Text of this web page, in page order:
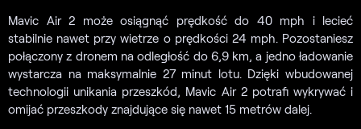
Mavic Air 2 może osiągnąć prędkość do 40 mph i lecieć
stabilnie nawet przy wietrze o prędkości 24 mph. Pozostaniesz
połączony z dronem na odległość do 6,9 km, a jedno ładowanie
wystarcza na maksymalnie 27 minut lotu. Dzięki wbudowanej
technologii unikania przeszkód, Mavic Air 2 potrafi wykrywać i
omijać przeszkody znajdujące się nawet 15 metrów dalej.